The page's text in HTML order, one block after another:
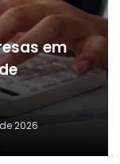
em
2026